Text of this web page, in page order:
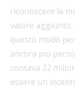
riconoscere la
valore
questo modo
ancora più
contava 22
essere un